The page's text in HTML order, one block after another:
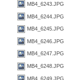
MB4_6243.JPG
MB4_6244.JPG
MB4_6245.JPG
MB4_6246.JPG
MB4_6247.JPG
MB4_6248.JPG
MB4_6249.JPG